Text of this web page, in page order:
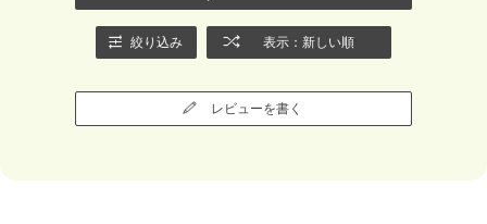
絞り込み 表示：新しい順
レビューを書く